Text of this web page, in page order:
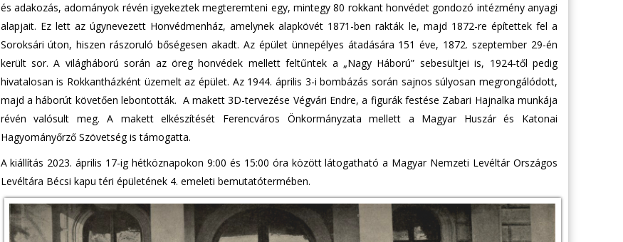
és adakozás, adományok révén igyekeztek megteremteni egy, mintegy 80 rokkant honvédet gondozó intézmény anyagi
alapjait. Ez lett az úgynevezett Honvédmenház, amelynek alapkövét 1871-ben rakták le, majd 1872-re építettek fel a
Soroksári úton, hiszen rászoruló bőségesen akadt. Az épület ünnepélyes átadására 151 éve, 1872. szeptember 29-én
került sor. A világháború során az öreg honvédek mellett feltűntek a „Nagy Háború” sebesültjei is, 1924-től pedig
hivatalosan is Rokkantházként üzemelt az épület. Az 1944. április 3-i bombázás során sajnos súlyosan megrongálódott,
majd a háborút követően lebontották. A makett 3D-tervezése Végvári Endre, a figurák festése Zabari Hajnalka munkája
révén valósult meg. A makett elkészítését Ferencváros Önkormányzata mellett a Magyar Huszár és Katonai
Hagyományőrző Szövetség is támogatta.
A kiállítás 2023. április 17-ig hétköznapokon 9:00 és 15:00 óra között látogatható a Magyar Nemzeti Levéltár Országos
Levéltára Bécsi kapu téri épületének 4. emeleti bemutatótermében.